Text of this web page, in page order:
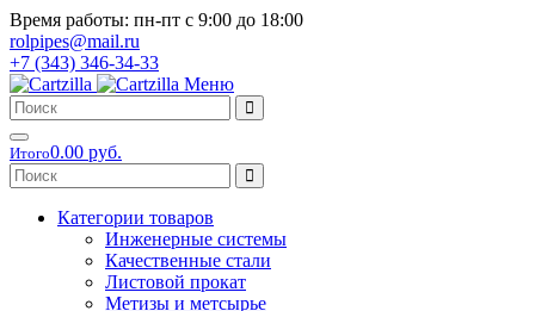
Время работы: пн-пт с 9:00 до 18:00
rolpipes@mail.ru
+7 (343) 346-34-33
Меню
Итого0.00 руб.
Категории товаров
Инженерные системы
Качественные стали
Листовой прокат
Метизы и метсырье